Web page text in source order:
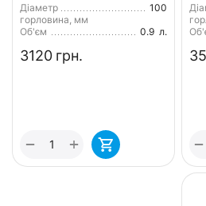
Діаметр
горловина, мм
100
Об'єм
0.9 л.
‍3120‍ грн.
+
− −